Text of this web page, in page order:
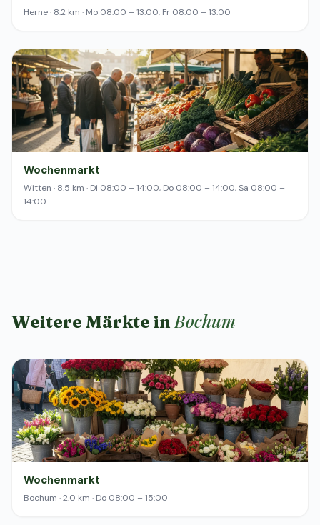
Herne · 8.2 km · Mo 08:00 – 13:00, Fr 08:00 – 13:00
Wochenmarkt
Witten · 8.5 km · Di 08:00 – 14:00, Do 08:00 – 14:00, Sa 08:00 –
14:00
Weitere Märkte inBochum
Wochenmarkt
Bochum · 2.0 km · Do 08:00 – 15:00